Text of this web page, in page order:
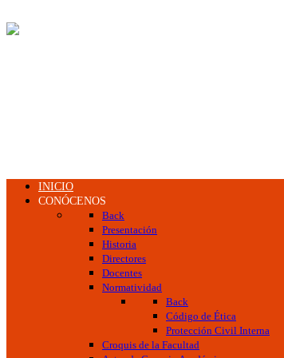
INICIO
CONÓCENOS
Back
Presentación
Historia
Directores
Docentes
Normatividad
Back
Código de Ética
Protección Civil Interna
Croquis de la Facultad